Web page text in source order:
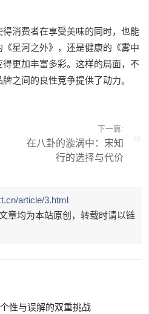
消费者在享受美味的同时，也能
星河之外》，还是健康的《雾中
更加丰富多彩。这样的局面，不
之间的良性竞争提供了动力。
下一篇:
在八卦的漩涡中：宋知
行的选择与代价
article/3.html
章均为本站原创，转载时请以链
性与误解的双重挑战